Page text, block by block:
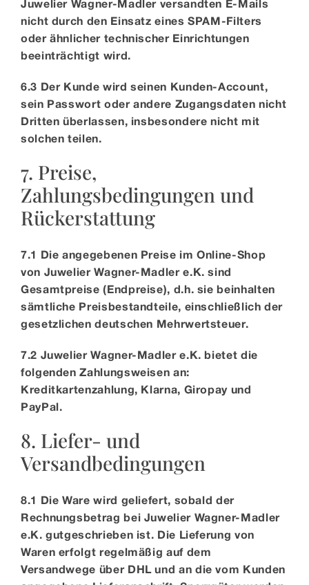
Juwelier Wagner-Madler versandten E-Mails
nicht durch den Einsatz eines SPAM-Filters
oder ähnlicher technischer Einrichtungen
beeinträchtigt wird.
6.3 Der Kunde wird seinen Kunden-Account,
sein Passwort oder andere Zugangsdaten nicht
Dritten überlassen, insbesondere nicht mit
solchen teilen.
7. Preise,
Zahlungsbedingungen und
Rückerstattung
7.1 Die angegebenen Preise im Online-Shop
von Juwelier Wagner-Madler e.K. sind
Gesamtpreise (Endpreise), d.h. sie beinhalten
sämtliche Preisbestandteile, einschließlich der
gesetzlichen deutschen Mehrwertsteuer.
7.2 Juwelier Wagner-Madler e.K. bietet die
folgenden Zahlungsweisen an:
Kreditkartenzahlung, Klarna, Giropay und
PayPal.
8. Liefer- und
Versandbedingungen
8.1 Die Ware wird geliefert, sobald der
Rechnungsbetrag bei Juwelier Wagner-Madler
e.K. gutgeschrieben ist. Die Lieferung von
Waren erfolgt regelmäßig auf dem
Versandwege über DHL und an die vom Kunden